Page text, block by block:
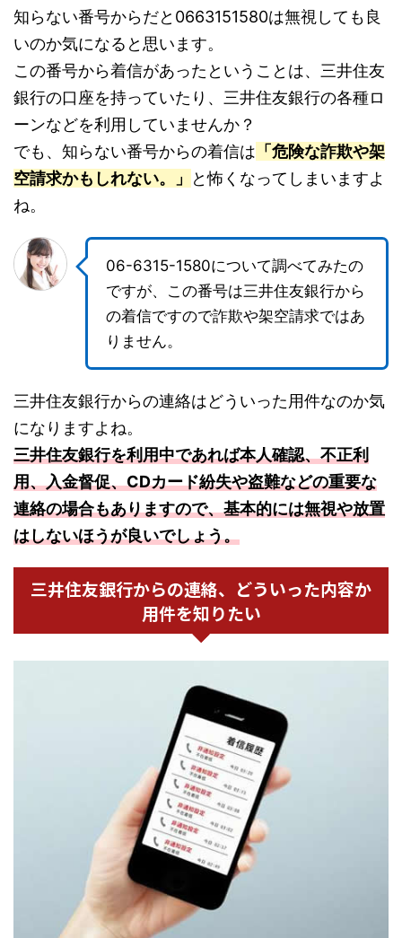
知らない番号からだと0663151580は無視しても良
いのか気になると思います。
この番号から着信があったということは、三井住友
銀行の口座を持っていたり、三井住友銀行の各種ロ
ーンなどを利用していませんか？
でも、知らない番号からの着信は 「危険な詐欺や架
空請求かもしれない。」
と怖くなってしまいますよ
ね。
06-6315-1580について調べてみたの
ですが、この番号は三井住友銀行から
の着信ですので詐欺や架空請求ではあ
りません。
三井住友銀行からの連絡はどういった用件なのか気
になりますよね。
三井住友銀行を利用中であれば本人確認、不正利
用、入金督促、CDカード紛失や盗難などの重要な
連絡の場合もありますので、基本的には無視や放置
はしないほうが良いでしょう。
三井住友銀行からの連絡、どういった内容か
用件を知りたい